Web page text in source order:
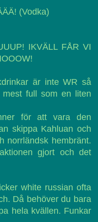
(Vodka)
IKVÄLL FÅR VI
är inte WR så
full som en liten
för att vara den
skippa Kahluan och
norrländsk hembränt.
gjort och det
white russian ofta
Då behöver du bara
hela kvällen. Funkar